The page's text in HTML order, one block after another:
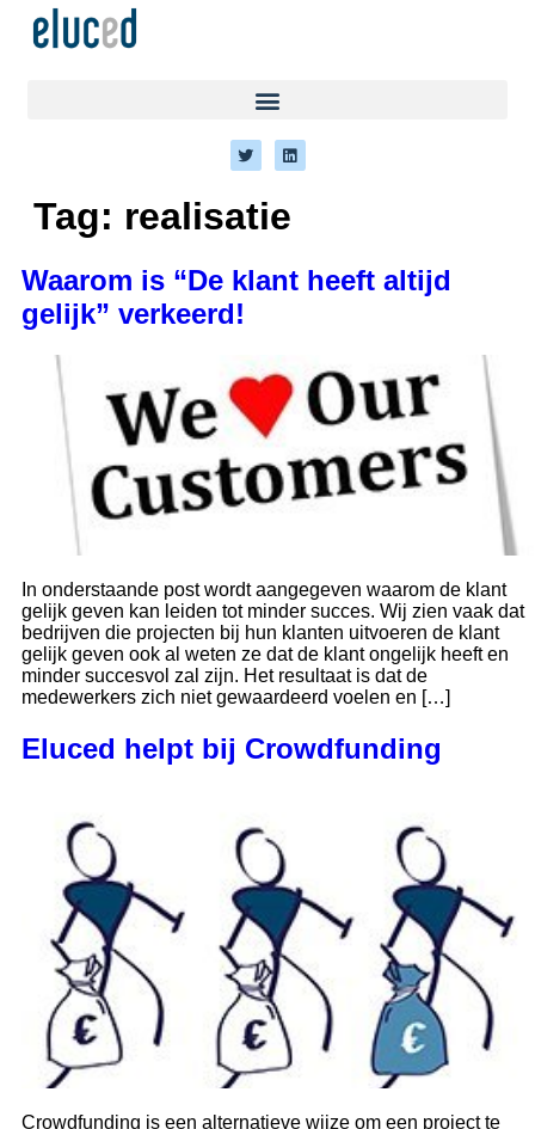
Tag: realisatie
Waarom is “De klant heeft altijd
gelijk” verkeerd!
In onderstaande post wordt aangegeven waarom de klant
gelijk geven kan leiden tot minder succes. Wij zien vaak dat
bedrijven die projecten bij hun klanten uitvoeren de klant
gelijk geven ook al weten ze dat de klant ongelijk heeft en
minder succesvol zal zijn. Het resultaat is dat de
medewerkers zich niet gewaardeerd voelen en […]
Eluced helpt bij Crowdfunding
Crowdfunding is een alternatieve wijze om een project te